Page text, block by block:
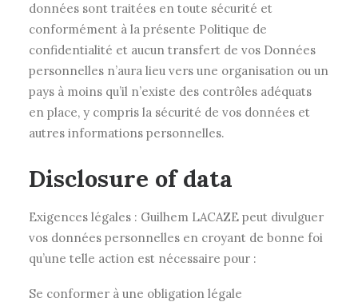
données sont traitées en toute sécurité et
conformément à la présente Politique de
confidentialité et aucun transfert de vos Données
personnelles n’aura lieu vers une organisation ou un
pays à moins qu’il n’existe des contrôles adéquats
en place, y compris la sécurité de vos données et
autres informations personnelles.
Disclosure of data
Exigences légales : Guilhem LACAZE peut divulguer
vos données personnelles en croyant de bonne foi
qu’une telle action est nécessaire pour :
Se conformer à une obligation légale